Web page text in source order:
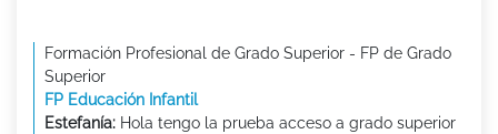
Formación Profesional de Grado Superior - FP de Grado
Superior
FP Educación Infantil
Estefanía: Hola tengo la prueba acceso a grado superior